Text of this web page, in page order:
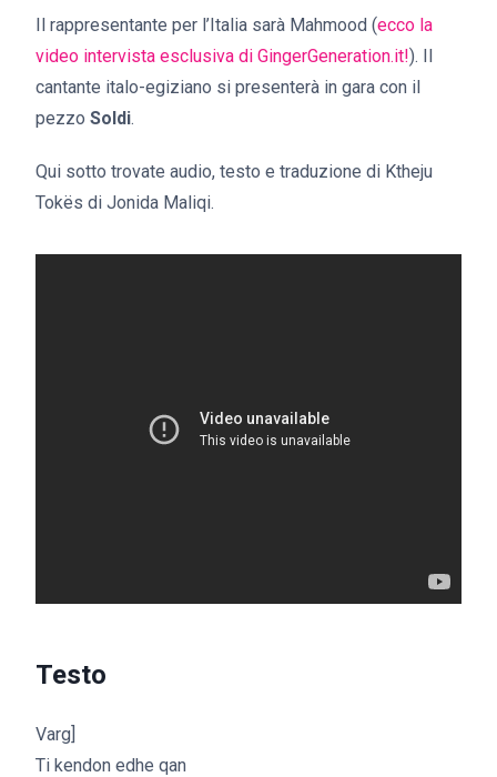
Il rappresentante per l’Italia sarà Mahmood (ecco la
video intervista esclusiva di GingerGeneration.it!). Il
cantante italo-egiziano si presenterà in gara con il
pezzo Soldi.
Qui sotto trovate audio, testo e traduzione di Ktheju
Tokës di Jonida Maliqi.
Testo
Varg]
Ti kendon edhe qan